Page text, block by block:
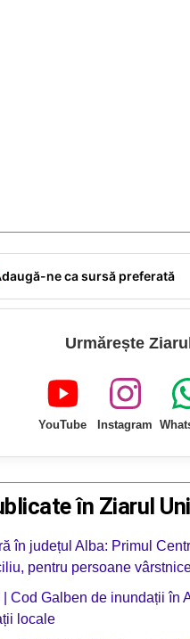
ne ca sursă preferată
Urmărește
YouTube Instagram
în Ziarul
în județul Alba: Primul
pentru persoane
Cod Galben de inundații în
locale